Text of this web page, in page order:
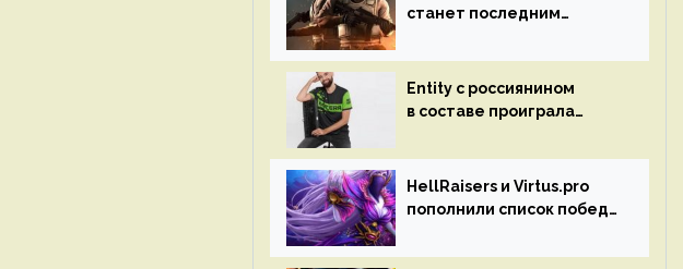
станет последним
GO
Entity с россиянином
в составе проиграла
Circuit 2023
HellRaisers и Virtus.pro
пополнили список побед